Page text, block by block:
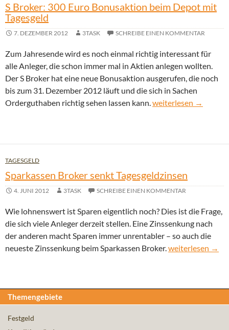
S Broker: 300 Euro Bonusaktion beim Depot mit
Tagesgeld
7. DEZEMBER 2012 3TASK SCHREIBE EINEN KOMMENTAR
Zum Jahresende wird es noch einmal richtig interessant für
alle Anleger, die schon immer mal in Aktien anlegen wollten.
Der S Broker hat eine neue Bonusaktion ausgerufen, die noch
bis zum 31. Dezember 2012 läuft und die sich in Sachen
Orderguthaben richtig sehen lassen kann.S Broker: 300 Euro
weiterlesen →
TAGESGELD
Sparkassen Broker senkt Tagesgeldzinsen
4. JUNI 2012 3TASK SCHREIBE EINEN KOMMENTAR
Wie lohnenswert ist Sparen eigentlich noch? Dies ist die Frage,
die sich viele Anleger derzeit stellen. Eine Zinssenkung nach
der anderen macht Sparen immer unrentabler – so auch die
neueste Zinssenkung beim Sparkassen Broker.Sparkassen
weiterlesen →
Themengebiete
Festgeld